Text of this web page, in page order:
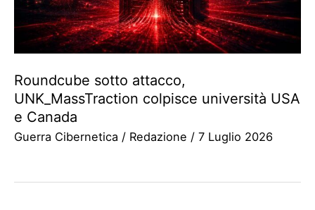
Roundcube sotto attacco,
UNK_MassTraction colpisce università USA
e Canada
Guerra Cibernetica / Redazione / 7 Luglio 2026